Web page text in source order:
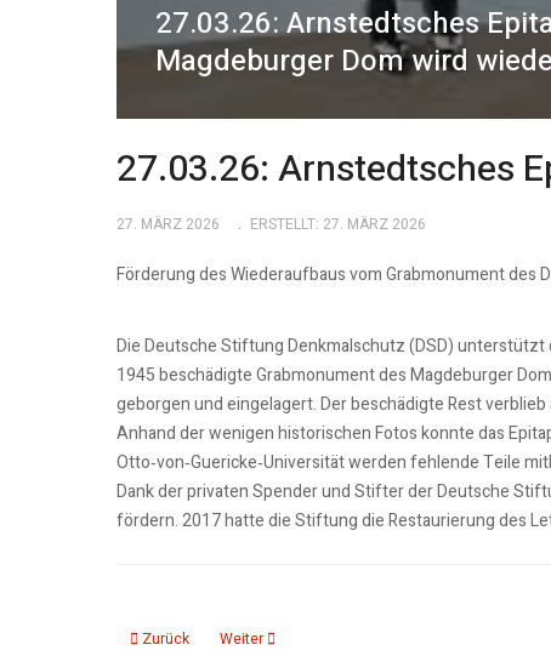
27.03.26: Arnstedtsches
Magdeburger Dom wird
27.03.26: Arnstedtsches
27. MÄRZ 2026 ERSTELLT: 27. MÄRZ 2026
Förderung des Wiederaufbaus vom Grabmonument des
Die Deutsche Stiftung Denkmalschutz (DSD)
1945 beschädigte Grabmonument des Magdeburger
geborgen und eingelagert. Der beschädigte Rest
Anhand der wenigen historischen Fotos konnte das
Otto‑von‑Guericke‑Universität werden fehlende Teile
Dank der privaten Spender und Stifter der Deutsche
fördern. 2017 hatte die Stiftung die Restaurierung des
Vorheriger Beitrag: 27.03.26: Weitere 45 Millionen Euro für
Zurück Nächster Beitrag: 27.03.26: Sinfoniekonzert zu
Weiter